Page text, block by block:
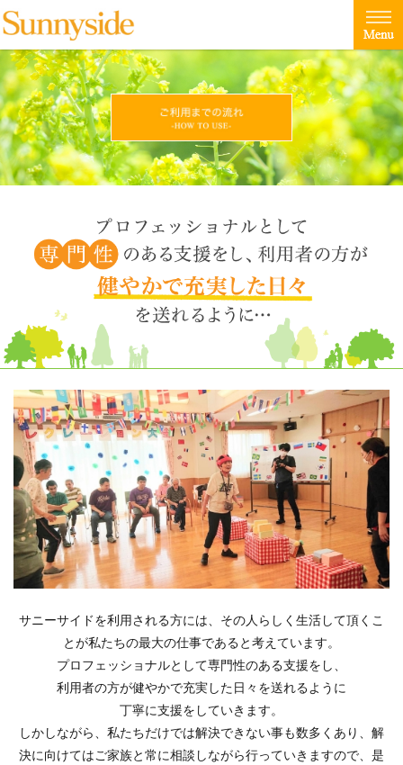
サニーサイドを利用される方には、その人らしく生活して頂くこ
とが私たちの最大の仕事であると考えています。
プロフェッショナルとして専門性のある支援をし、
利用者の方が健やかで充実した日々を送れるように
丁寧に支援をしていきます。
しかしながら、私たちだけでは解決できない事も数多くあり、解
決に向けてはご家族と常に相談しながら行っていきますので、是